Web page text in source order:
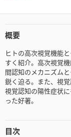
概要
ヒトの高次視覚機能
すく紹介。高次視覚
間認知のメカニズム
鋭く迫る。また、視
視覚認知の陽性症状
った好著。
目次